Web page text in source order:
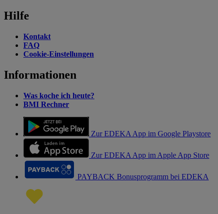
Hilfe
Kontakt
FAQ
Cookie-Einstellungen
Informationen
Was koche ich heute?
BMI Rechner
Zur EDEKA App im Google Playstore
Zur EDEKA App im Apple App Store
PAYBACK Bonusprogramm bei EDEKA